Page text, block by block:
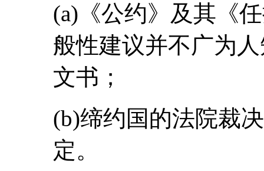
(a)《公约》及其《
般性建议并不广为
文书；
(b)缔约国的法院裁
定。